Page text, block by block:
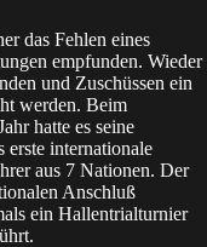
das Fehlen eines
empfunden. Wieder
und Zuschüssen ein
werden. Beim
hatte es seine
erste internationale
aus 7 Nationen. Der
Anschluß
ein Hallentrialturnier